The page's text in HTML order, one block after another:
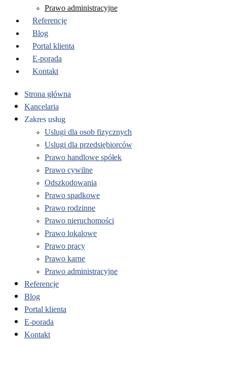
Prawo administracyjne
Referencje
Blog
Portal klienta
E-porada
Kontakt
Strona główna
Kancelaria
Zakres usług
Uslugi dla osob fizycznych
Uslugi dla przedsiębiorców
Prawo handlowe spółek
Prawo cywilne
Odszkodowania
Prawo spadkowe
Prawo rodzinne
Prawo nieruchomości
Prawo lokalowe
Prawo pracy
Prawo karne
Prawo administracyjne
Referencje
Blog
Portal klienta
E-porada
Kontakt